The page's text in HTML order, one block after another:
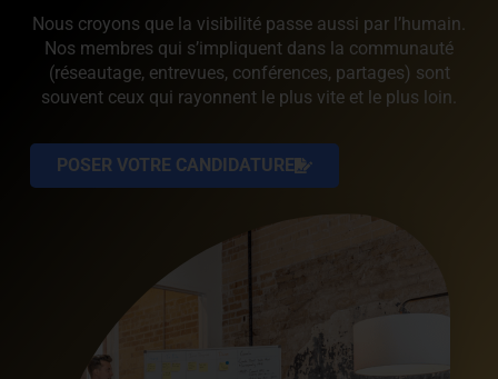
Nous croyons que la visibilité passe aussi par l’humain.
Nos membres qui s’impliquent dans la communauté
(réseautage, entrevues, conférences, partages) sont
souvent ceux qui rayonnent le plus vite et le plus loin.
POSER VOTRE CANDIDATURE